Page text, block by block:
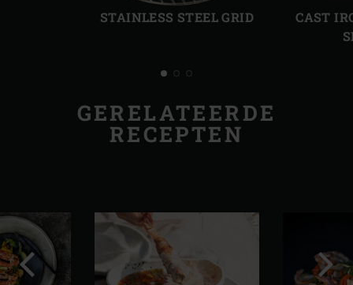
STAINLESS STEEL GRID
CAST
GERELATEERDE
RECEPTEN